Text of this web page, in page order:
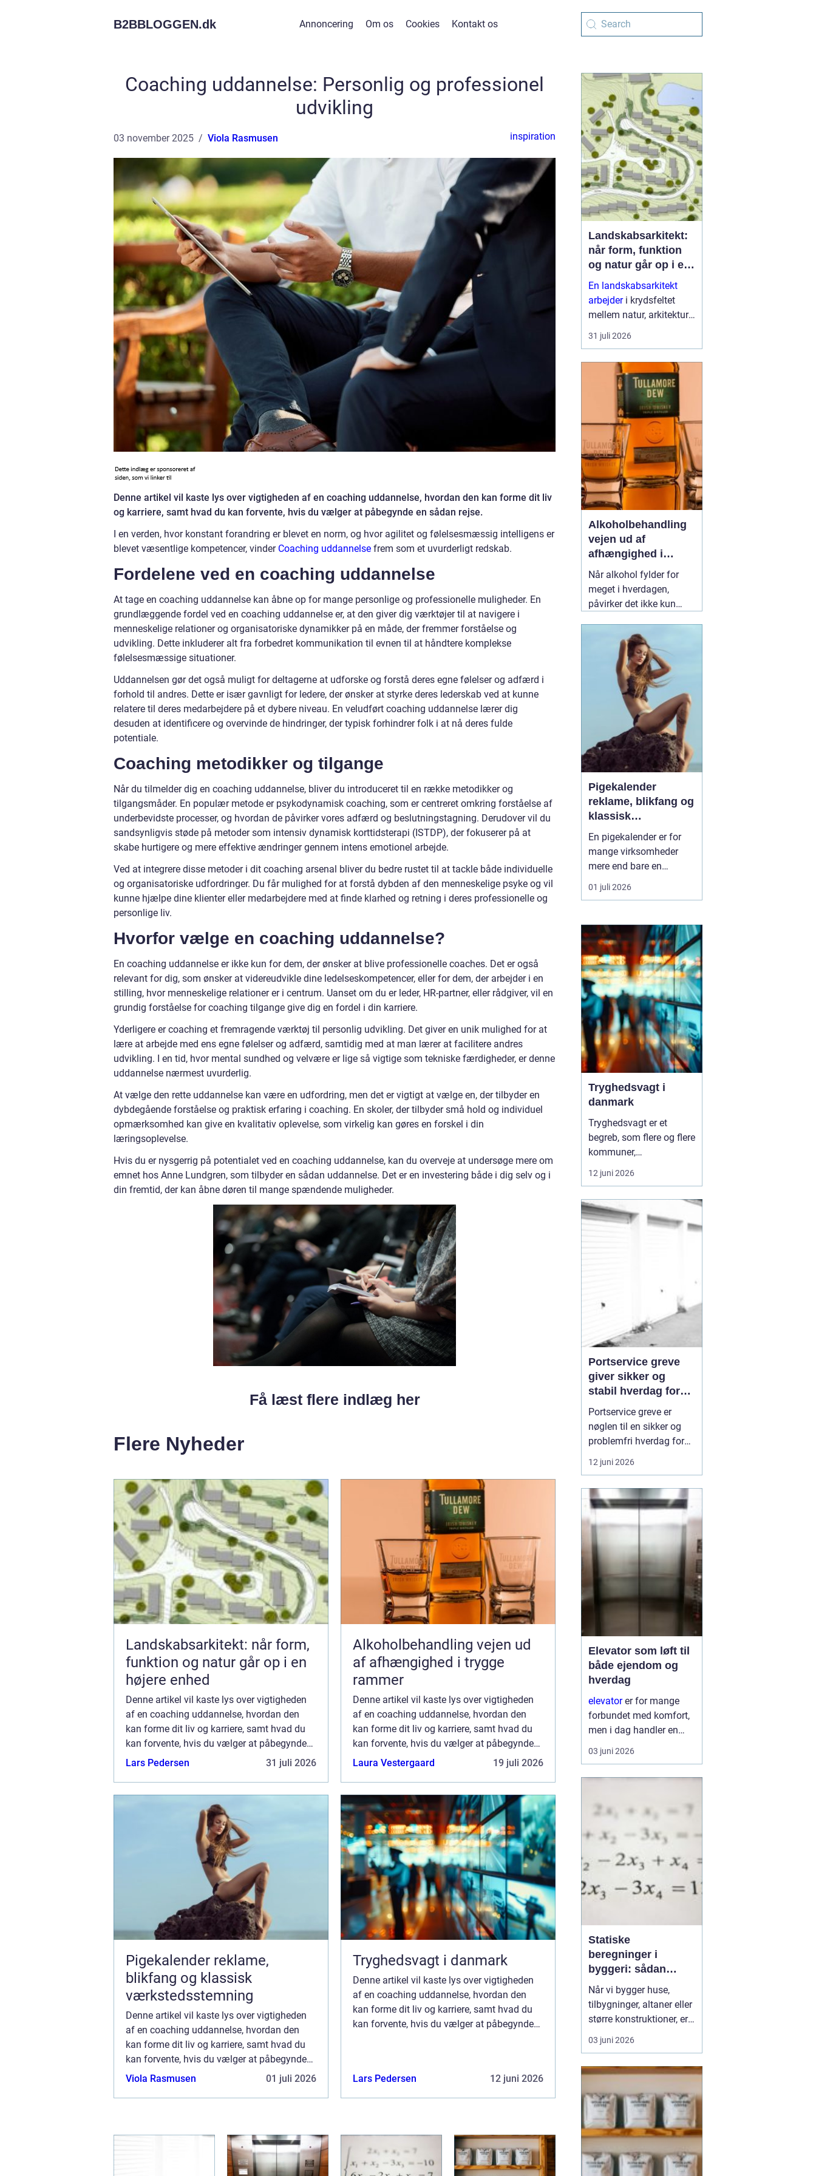
B2BBLOGGEN.dk Annoncering Om os Cookies Kontakt os
Coaching uddannelse: Personlig og professionel
udvikling
03 november 2025 Viola Rasmusen inspiration
Denne artikel vil kaste lys over vigtigheden af en coaching uddannelse, hvordan den kan forme dit liv
og karriere, samt hvad du kan forvente, hvis du vælger at påbegynde en sådan rejse.
I en verden, hvor konstant forandring er blevet en norm, og hvor agilitet og følelsesmæssig intelligens er
blevet væsentlige kompetencer, vinder Coaching uddannelse frem som et uvurderligt redskab.
Fordelene ved en coaching uddannelse
At tage en coaching uddannelse kan åbne op for mange personlige og professionelle muligheder. En
grundlæggende fordel ved en coaching uddannelse er, at den giver dig værktøjer til at navigere i
menneskelige relationer og organisatoriske dynamikker på en måde, der fremmer forståelse og
udvikling. Dette inkluderer alt fra forbedret kommunikation til evnen til at håndtere komplekse
følelsesmæssige situationer.
Uddannelsen gør det også muligt for deltagerne at udforske og forstå deres egne følelser og adfærd i
forhold til andres. Dette er især gavnligt for ledere, der ønsker at styrke deres lederskab ved at kunne
relatere til deres medarbejdere på et dybere niveau. En veludført coaching uddannelse lærer dig
desuden at identificere og overvinde de hindringer, der typisk forhindrer folk i at nå deres fulde
potentiale.
Coaching metodikker og tilgange
Når du tilmelder dig en coaching uddannelse, bliver du introduceret til en række metodikker og
tilgangsmåder. En populær metode er psykodynamisk coaching, som er centreret omkring forståelse af
underbevidste processer, og hvordan de påvirker vores adfærd og beslutningstagning. Derudover vil du
sandsynligvis støde på metoder som intensiv dynamisk korttidsterapi (ISTDP), der fokuserer på at
skabe hurtigere og mere effektive ændringer gennem intens emotionel arbejde.
Ved at integrere disse metoder i dit coaching arsenal bliver du bedre rustet til at tackle både individuelle
og organisatoriske udfordringer. Du får mulighed for at forstå dybden af den menneskelige psyke og vil
kunne hjælpe dine klienter eller medarbejdere med at finde klarhed og retning i deres professionelle og
personlige liv.
Hvorfor vælge en coaching uddannelse?
En coaching uddannelse er ikke kun for dem, der ønsker at blive professionelle coaches. Det er også
relevant for dig, som ønsker at videreudvikle dine ledelseskompetencer, eller for dem, der arbejder i en
stilling, hvor menneskelige relationer er i centrum. Uanset om du er leder, HR-partner, eller rådgiver, vil en
grundig forståelse for coaching tilgange give dig en fordel i din karriere.
Yderligere er coaching et fremragende værktøj til personlig udvikling. Det giver en unik mulighed for at
lære at arbejde med ens egne følelser og adfærd, samtidig med at man lærer at facilitere andres
udvikling. I en tid, hvor mental sundhed og velvære er lige så vigtige som tekniske færdigheder, er denne
uddannelse nærmest uvurderlig.
At vælge den rette uddannelse kan være en udfordring, men det er vigtigt at vælge en, der tilbyder en
dybdegående forståelse og praktisk erfaring i coaching. En skoler, der tilbyder små hold og individuel
opmærksomhed kan give en kvalitativ oplevelse, som virkelig kan gøres en forskel i din
læringsoplevelse.
Hvis du er nysgerrig på potentialet ved en coaching uddannelse, kan du overveje at undersøge mere om
emnet hos Anne Lundgren, som tilbyder en sådan uddannelse. Det er en investering både i dig selv og i
din fremtid, der kan åbne døren til mange spændende muligheder.
Få læst flere indlæg her
Flere Nyheder
Landskabsarkitekt: når form,
funktion og natur går op i en
højere enhed
Denne artikel vil kaste lys over vigtigheden
af en coaching uddannelse, hvordan den
kan forme dit liv og karriere, samt hvad du
kan forvente, hvis du vælger at påbegynde
en sådan rejse. I en verden, hvor konstant
Lars Pedersen 31 juli 2026
Alkoholbehandling vejen ud
af afhængighed i trygge
rammer
Denne artikel vil kaste lys over vigtigheden
af en coaching uddannelse, hvordan den
kan forme dit liv og karriere, samt hvad du
kan forvente, hvis du vælger at påbegynde
en sådan rejse. I en verden, hvor konstant
Laura Vestergaard 19 juli 2026
Pigekalender reklame,
blikfang og klassisk
værkstedsstemning
Denne artikel vil kaste lys over vigtigheden
af en coaching uddannelse, hvordan den
kan forme dit liv og karriere, samt hvad du
kan forvente, hvis du vælger at påbegynde
en sådan rejse. I en verden, hvor konstant
Viola Rasmusen 01 juli 2026
Tryghedsvagt i danmark
Denne artikel vil kaste lys over vigtigheden
af en coaching uddannelse, hvordan den
kan forme dit liv og karriere, samt hvad du
kan forvente, hvis du vælger at påbegynde
Lars Pedersen 12 juni 2026
Landskabsarkitekt:
når form, funktion
og natur går op i en
højere enhed
En landskabsarkitekt
arbejderi krydsfeltet
mellem natur, arkitektur
og menneskers hverdag.
Opgaven er at skabe
smukke, funktionelle og
langtidsholdbare. Det
31 juli 2026
Alkoholbehandling
vejen ud af
afhængighed i
trygge rammer
Når alkohol fylder for
meget i hverdagen,
påvirker det ikke kun
relationer, arbejde og
livskvalitet. Mange
forsøger at skære ned på
egen hånd, men ender
igen og igen det samme
sted. Her kan
professionel 19 juli 2026
Pigekalender
reklame, blikfang og
klassisk
værkstedsstemning
En pigekalender er for
mange virksomheder
mere end bare en
kalender. Den hænger
synligt fremme, skaber
hver eneste dag året
rundt. Samtidig fungerer
den som reklame, der
næsten ikke kan undgås
at blive set.
Kombinationen af f...
01 juli 2026
Tryghedsvagt i
danmark
Tryghedsvagt er et
begreb, som flere og flere
kommuner,
boligforeninger og
private aktører arbejder
mere ro i hverdagen.
Tryghedsvagten
12 juni 2026
Portservice greve
giver sikker og
stabil hverdag for
porte
Portservice greve er
nøglen til en sikker og
problemfri hverdag for
både private og
virksomheder, der
industriporte eller
specialporte i den
daglige drift. Når en port
ikke fungerer, som den
skal, kan det skabe både
sikkerhedsri...
12 juni 2026
Elevator som løft til
både ejendom og
hverdag
elevatorer for mange
forbundet med komfort,
men i dag handler en
moderne elevator lige så
meget om
langsigtede værdi. En
veldesignet og
gennemtæ...
03 juni 2026
Statiske
beregninger i
byggeri: sådan
skaber de sikkerhed
og tryghed
Når vi bygger huse,
tilbygninger, altaner eller
større konstruktioner, er
der én ting, der altid skal
være på plads:
statiske beregninger en
central rolle. De v...
03 juni 2026